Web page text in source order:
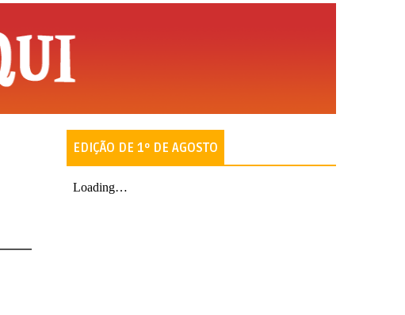
EDIÇÃO DE 1º DE AGOSTO